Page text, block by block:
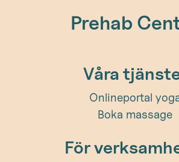
Prehab
Våra
Onlineportal
Boka massage
För